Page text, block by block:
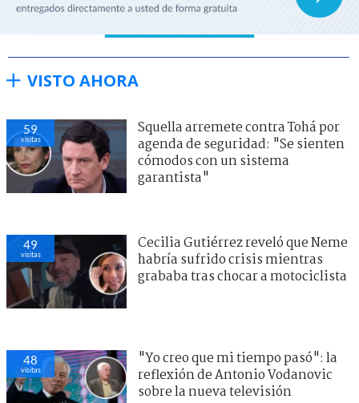
VISTO AHORA
59
visitas
Squella arremete contra Tohá por
agenda de seguridad: "Se sienten
cómodos con un sistema
garantista"
49
visitas
Cecilia Gutiérrez reveló que Neme
habría sufrido crisis mientras
grababa tras chocar a motociclista
48
visitas
"Yo creo que mi tiempo pasó": la
reflexión de Antonio Vodanovic
sobre la nueva televisión